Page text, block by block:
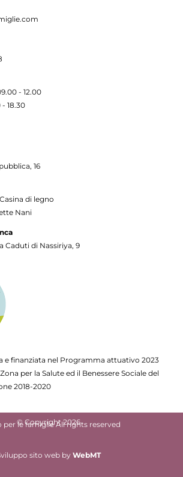
- 12.00
- 18.30
16
di legno
Nani
Caduti di Nassiriya, 9
e finanziata nel Programma attuativo 2023
per la Salute ed il Benessere Sociale del
2018-2020
© Copyright 2026
per le famiglie All rights reserved
sito web by WebMT